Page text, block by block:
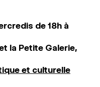
de 18h à
la Petite Galerie,
et culturelle